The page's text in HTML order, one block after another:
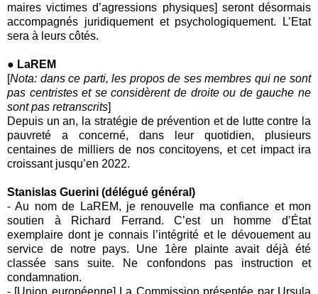
maires victimes d’agressions physiques] seront désormais
accompagnés juridiquement et psychologiquement. L’Etat
sera à leurs côtés.
● LaREM
[Nota: dans ce parti, les propos de ses membres qui ne sont
pas centristes et se considèrent de droite ou de gauche ne
sont pas retranscrits]
Depuis un an, la stratégie de prévention et de lutte contre la
pauvreté a concerné, dans leur quotidien, plusieurs
centaines de milliers de nos concitoyens, et cet impact ira
croissant jusqu’en 2022.
Stanislas Guerini (délégué général)
- Au nom de LaREM, je renouvelle ma confiance et mon
soutien à Richard Ferrand. C’est un homme d’État
exemplaire dont je connais l’intégrité et le dévouement au
service de notre pays. Une 1ère plainte avait déjà été
classée sans suite. Ne confondons pas instruction et
condamnation.
- [Union européenne] La Commission présentée par Ursula